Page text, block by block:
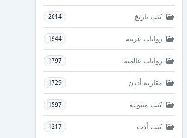
كتب تاريخ 2014
روايات عربية 1944
روايات عالمية 1797
مقارنة أديان 1729
كتب متنوعة 1597
كتب أدب 1217